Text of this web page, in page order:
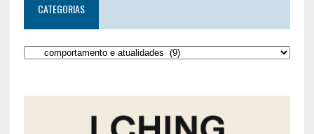
CATEGORIAS